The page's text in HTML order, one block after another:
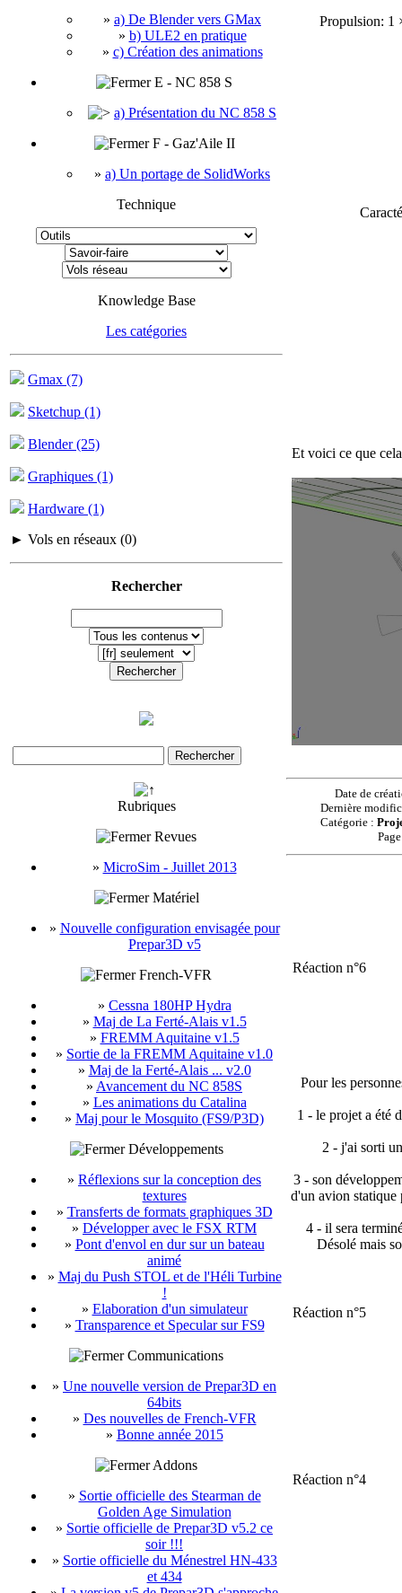
» a) De Blender vers GMax
» b) ULE2 en pratique
» c) Création des animations
E - NC 858 S
a) Présentation du NC 858 S
F - Gaz'Aile II
» a) Un portage de SolidWorks
Technique
Knowledge Base
Les catégories
Gmax (7)
Sketchup (1)
Blender (25)
Graphiques (1)
Hardware (1)
► Vols en réseaux (0)
Rechercher
Rubriques
Revues
» MicroSim - Juillet 2013
Matériel
» Nouvelle configuration envisagée pour
Prepar3D v5
French-VFR
» Cessna 180HP Hydra
» Maj de La Ferté-Alais v1.5
» FREMM Aquitaine v1.5
» Sortie de la FREMM Aquitaine v1.0
» Maj de la Ferté-Alais ... v2.0
» Avancement du NC 858S
» Les animations du Catalina
» Maj pour le Mosquito (FS9/P3D)
Développements
» Réflexions sur la conception des
textures
» Transferts de formats graphiques 3D
» Développer avec le FSX RTM
» Pont d'envol en dur sur un bateau
animé
» Maj du Push STOL et de l'Héli Turbine
!
» Elaboration d'un simulateur
» Transparence et Specular sur FS9
Communications
» Une nouvelle version de Prepar3D en
64bits
» Des nouvelles de French-VFR
» Bonne année 2015
Addons
» Sortie officielle des Stearman de
Golden Age Simulation
» Sortie officielle de Prepar3D v5.2 ce
soir !!!
» Sortie officielle du Ménestrel HN-433
et 434
 Propulsion:
Et voici ce que
Date de
Dernière
Catégorie :
Réaction n°6
Pour les
1 - le projet a été
2 - j'ai sorti
3 - son
d'un avion statique
4 - il sera
Désolé mais
Réaction n°5
Réaction n°4